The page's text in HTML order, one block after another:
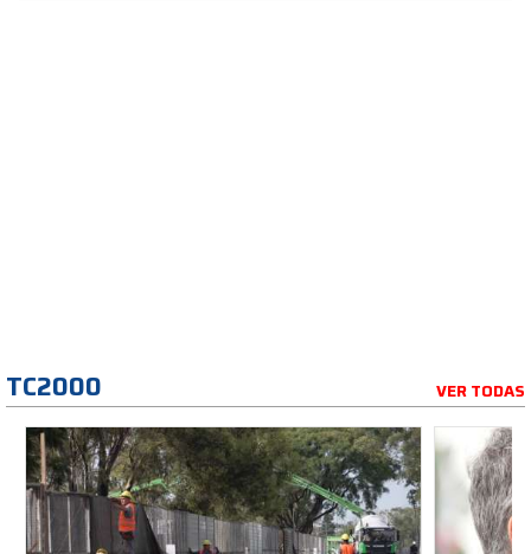
TC2000 VER TODAS